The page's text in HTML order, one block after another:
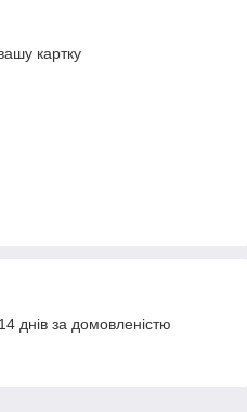
картку
днів за домовленістю